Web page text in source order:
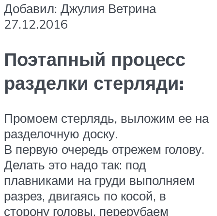
Добавил: Джулия Ветрина
27.12.2016
Поэтапный процесс
разделки стерляди:
Промоем стерлядь, выложим ее на
разделочную доску.
В первую очередь отрежем голову.
Делать это надо так: под
плавниками на груди выполняем
разрез, двигаясь по косой, в
сторону головы, перерубаем